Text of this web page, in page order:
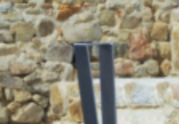
machen. Dies wird
von mindestens 10,5
Dieser Zusatz
eine Schutzschicht aus
das Rosten verhindert.
Stadtmöbel nicht rosten
sind sie eine
Material